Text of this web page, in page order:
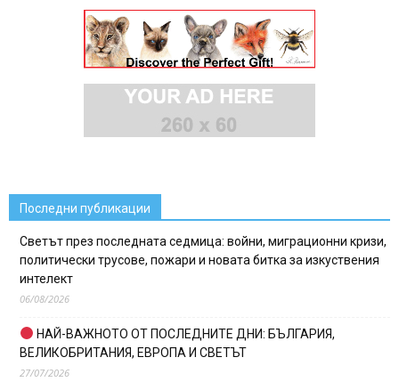
Последни публикации
Светът през последната седмица: войни, миграционни кризи,
политически трусове, пожари и новата битка за изкуствения
интелект
06/08/2026
НАЙ-ВАЖНОТО ОТ ПОСЛЕДНИТЕ ДНИ: БЪЛГАРИЯ,
ВЕЛИКОБРИТАНИЯ, ЕВРОПА И СВЕТЪТ
27/07/2026